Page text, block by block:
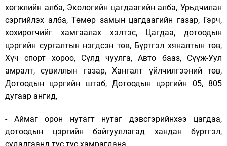
хөгжлийн алба,Экологийн цагдаагийн алба, Урьдчилан
сэргийлэх алба, Төмөр замын цагдаагийн газар, Гэрч,
хохирогчийг хамгаалах хэлтэс, Цагдаа, дотоодын
цэргийн сургалтын нэгдсэн төв, Бүртгэл хяналтын төв,
Хүч спорт хороо, Сүлд чуулга, Авто бааз, Сүүж-Уул
амралт, сувиллын газар, Хангалт үйлчилгээний төв,
Дотоодын цэргийн штаб, Дотоодын цэргийн 05, 805
дугаар ангид,
- Аймаг орон нутагт нутаг дэвсгэрийнхээ цагдаа,
дотоодын цэргийн байгууллагад хандан бүртгэл,
судалгаанд тус тус хамрагдана.